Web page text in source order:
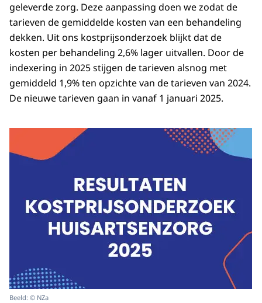
geleverde zorg. Deze aanpassing doen we zodat de
tarieven de gemiddelde kosten van een behandeling
dekken. Uit ons kostprijsonderzoek blijkt dat de
kosten per behandeling 2,6% lager uitvallen. Door de
indexering in 2025 stijgen de tarieven alsnog met
gemiddeld 1,9% ten opzichte van de tarieven van 2024.
De nieuwe tarieven gaan in vanaf 1 januari 2025.
Beeld: © NZa